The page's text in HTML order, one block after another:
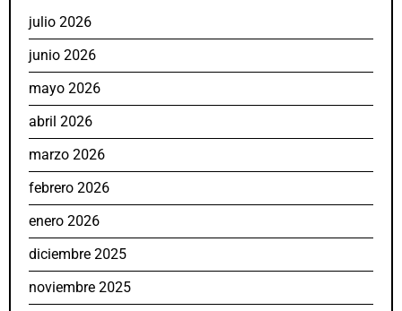
julio 2026
junio 2026
mayo 2026
abril 2026
marzo 2026
febrero 2026
enero 2026
diciembre 2025
noviembre 2025